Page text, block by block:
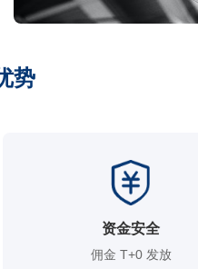
势
资金安全
佣金 T+0 发放